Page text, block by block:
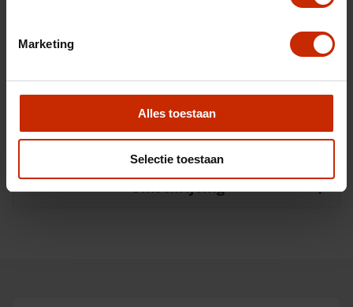
Marketing
Alles toestaan
Selectie toestaan
Kleur
BTW/Marge
BTW
Opties
Omschrijving